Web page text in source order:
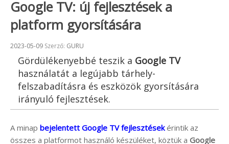
Google TV: új fejlesztések a
platform gyorsítására
Beküldve:
2023-05-09 Szerző: GURU
Gördülékenyebbé teszik a Google TV
használatát a legújabb tárhely-
felszabadításra és eszközök gyorsítására
irányuló fejlesztések.
A minap bejelentett Google TV fejlesztésekérintik az
összes a platformot használó készüléket, köztük a Google